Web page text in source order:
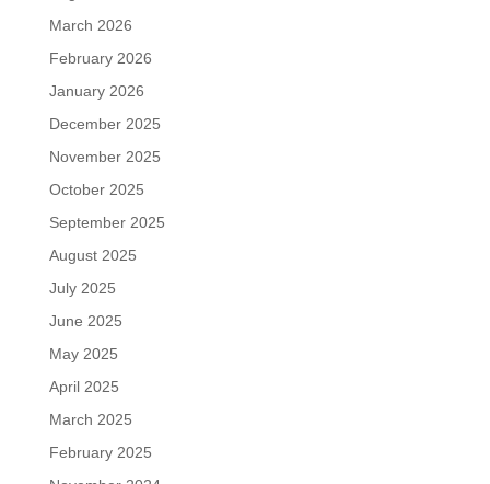
March 2026
February 2026
January 2026
December 2025
November 2025
October 2025
September 2025
August 2025
July 2025
June 2025
May 2025
April 2025
March 2025
February 2025